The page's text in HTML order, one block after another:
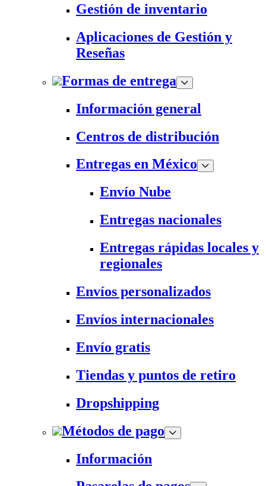
Gestión de inventario
Aplicaciones de Gestión y
Reseñas
Formas de entrega
Información general
Centros de distribución
Entregas en México
Envío Nube
Entregas nacionales
Entregas rápidas locales y
regionales
Envíos personalizados
Envíos internacionales
Envío gratis
Tiendas y puntos de retiro
Dropshipping
Métodos de pago
Información